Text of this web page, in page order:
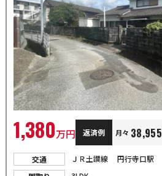
1,380万円 返済例 月々 38,955
交通
ＪＲ土讃線 円行寺口駅